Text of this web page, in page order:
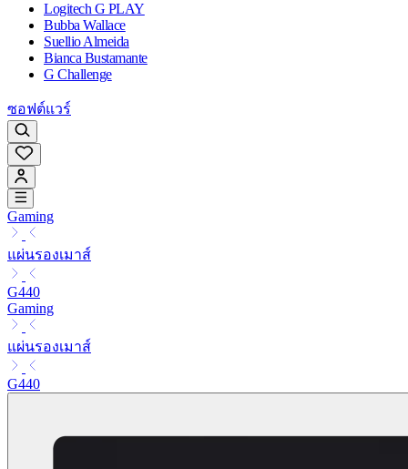
Logitech G PLAY
Bubba Wallace
Suellio Almeida
Bianca Bustamante
G Challenge
ซอฟต์แวร์
Gaming
แผ่นรองเมาส์
G440
Gaming
แผ่นรองเมาส์
G440